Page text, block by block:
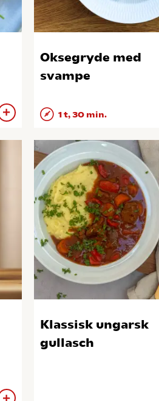
Oksegryde med
svampe
1 t, 30 min.
Klassisk ungarsk
gullasch